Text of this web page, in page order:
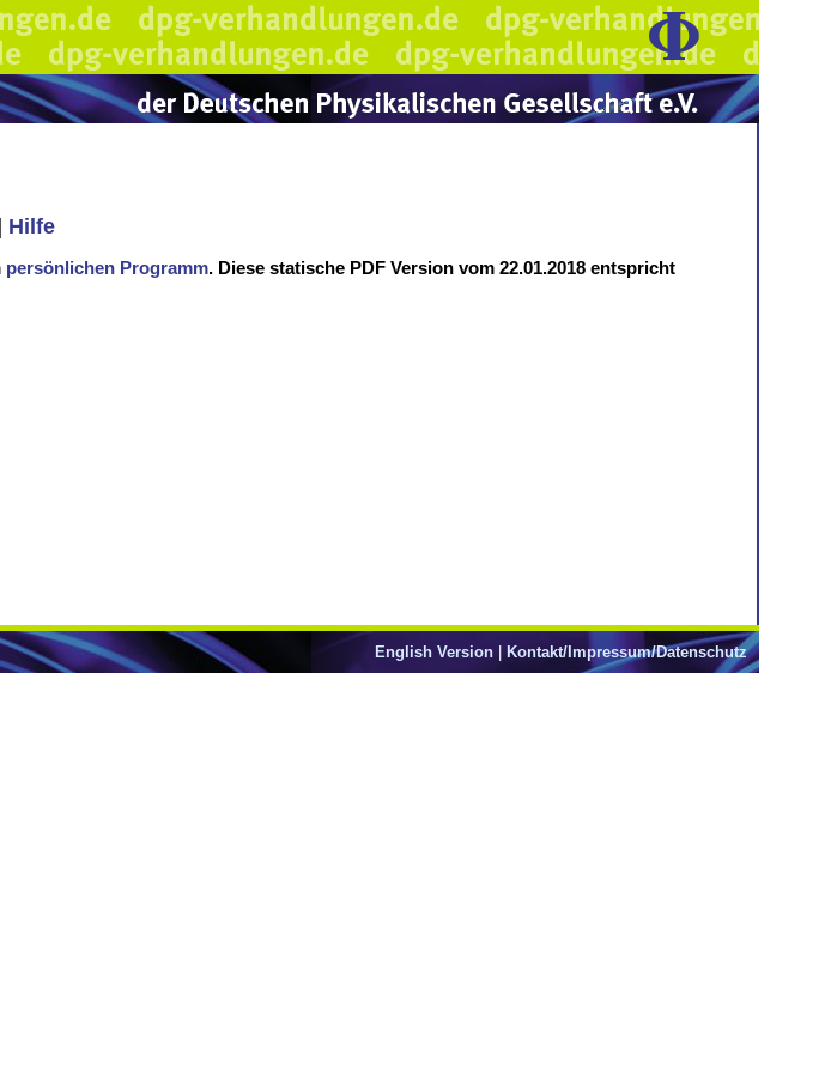
Hilfe
persönlichen Programm. Diese statische PDF Version vom 22.01.2018 entspricht
English Version Kontakt/Impressum/Datenschutz